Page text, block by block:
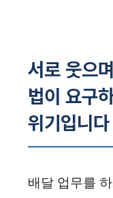
서로 웃으
법이 요구
위기입니다
배달 업무를